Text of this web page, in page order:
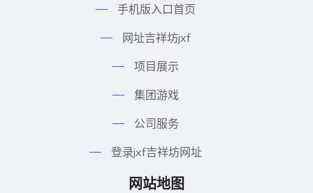
手机版入口首页
网址吉祥坊jxf
项目展示
集团游戏
公司服务
登录jxf吉祥坊网址
网站地图